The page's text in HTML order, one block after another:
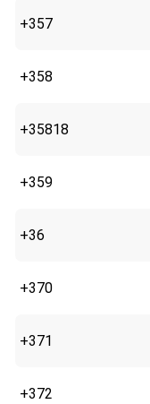
+357
+358
+35818
+359
+36
+370
+371
+372